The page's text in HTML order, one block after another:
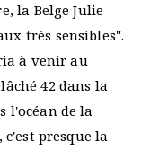
la Belge Julie
très sensibles".
à venir au
42 dans la
l'océan de la
presque la